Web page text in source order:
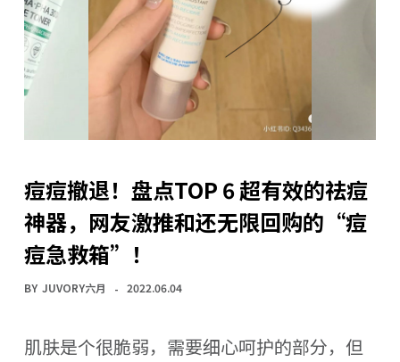
t
痘痘撤退！盘点TOP 6 超有效的祛痘
神器，网友激推和还无限回购的“痘
痘急救箱”！
BY JUVORY六月 2022.06.04
肌肤是个很脆弱，需要细心呵护的部分，但